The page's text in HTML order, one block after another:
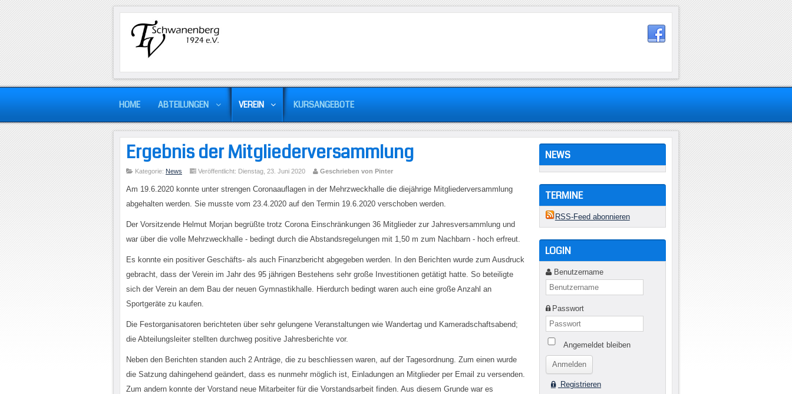
HOME ABTEILUNGEN VEREIN KURSANGEBOTE
Ergebnis der Mitgliederversammlung
Kategorie: News Veröffentlicht: Dienstag, 23. Juni 2020 Geschrieben von Pinter
Am 19.6.2020 konnte unter strengen Coronaauflagen in der Mehrzweckhalle die diejährige Mitgliederversammlung
abgehalten werden. Sie musste vom 23.4.2020 auf den Termin 19.6.2020 verschoben werden.
Der Vorsitzende Helmut Morjan begrüßte trotz Corona Einschränkungen 36 Mitglieder zur Jahresversammlung und
war über die volle Mehrzweckhalle - bedingt durch die Abstandsregelungen mit 1,50 m zum Nachbarn - hoch erfreut.
Es konnte ein positiver Geschäfts- als auch Finanzbericht abgegeben werden. In den Berichten wurde zum Ausdruck
gebracht, dass der Verein im Jahr des 95 jährigen Bestehens sehr große Investitionen getätigt hatte. So beteiligte
sich der Verein an dem Bau der neuen Gymnastikhalle. Hierdurch bedingt waren auch eine große Anzahl an
Sportgeräte zu kaufen.
Die Festorganisatoren berichteten über sehr gelungene Veranstaltungen wie Wandertag und Kameradschaftsabend;
die Abteilungsleiter stellten durchweg positive Jahresberichte vor.
Neben den Berichten standen auch 2 Anträge, die zu beschliessen waren, auf der Tagesordnung. Zum einen wurde
die Satzung dahingehend geändert, dass es nunmehr möglich ist, Einladungen an Mitglieder per Email zu versenden.
Zum andern konnte der Vorstand neue Mitarbeiter für die Vorstandsarbeit finden. Aus diesem Grunde war es
NEWS
TERMINE
RSS-Feed abonnieren
LOGIN
Benutzername
Passwort
Angemeldet bleiben
Registrieren